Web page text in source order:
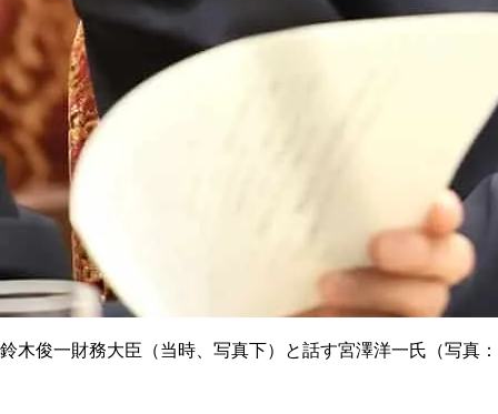
鈴木俊一財務大臣（当時、写真下）と話す宮澤洋一氏（写真